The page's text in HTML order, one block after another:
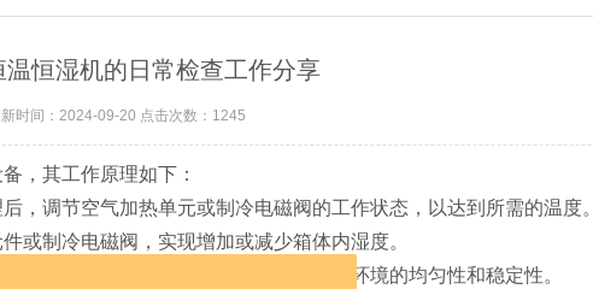
温恒湿机的日常检查工作分享
时间：2024-09-20 点击次数：1245
，其工作原理如下：
调节空气加热单元或制冷电磁阀的工作状态，以达到所需的温度。
制冷电磁阀，实现增加或减少箱体内湿度。
体内的温湿度。这种设计保证了测试环境的均匀性和稳定性。